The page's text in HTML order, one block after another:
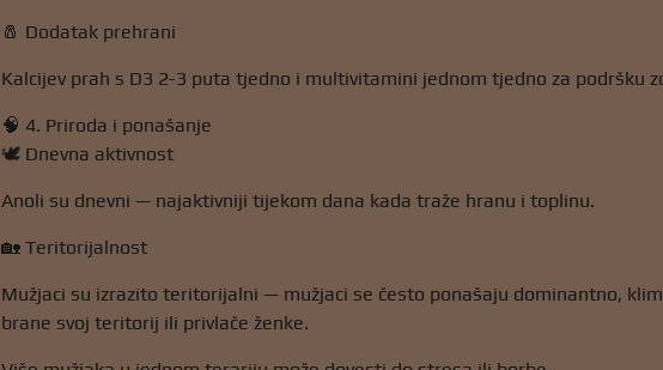
🧂 Dodatak prehrani
Kalcijev prah s D3 2-3 puta tjedno i multivitamini jednom tjedno za podršku
🧠 4. Priroda i ponašanje
🕊️ Dnevna aktivnost
Anoli su dnevni — najaktivniji tijekom dana kada traže hranu i toplinu.
🏡 Teritorijalnost
Mužjaci su izrazito teritorijalni — mužjaci se često ponašaju dominantno,
brane svoj teritorij ili privlače ženke.